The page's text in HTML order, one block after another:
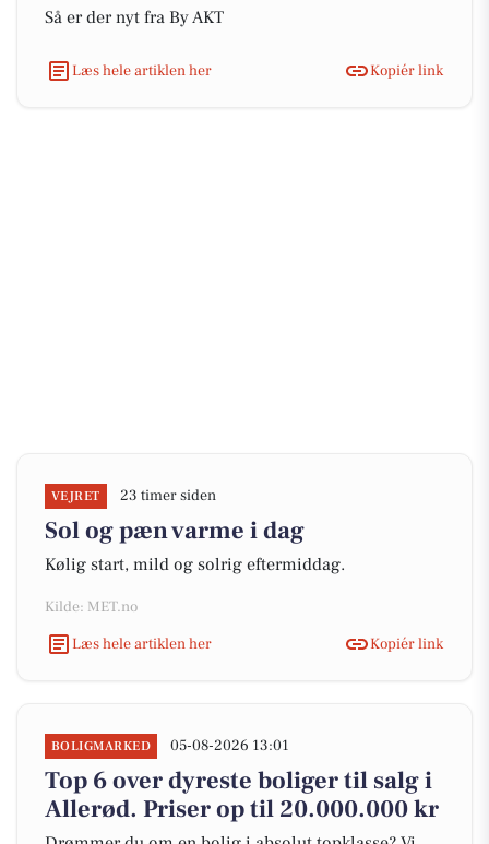
Så er der nyt fra By AKT
Læs hele artiklen her Kopiér link
VEJRET 23 timer siden
Sol og pæn varme i dag
Kølig start, mild og solrig eftermiddag.
Kilde: MET.no
Læs hele artiklen her
Kopiér link
BOLIGMARKED 05-08-2026 13:01
Top 6 over dyreste boliger til salg i
Allerød. Priser op til 20.000.000 kr